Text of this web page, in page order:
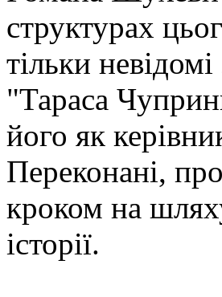
структурах
тільки
"Тараса
його як
Переконані,
кроком на
історії.